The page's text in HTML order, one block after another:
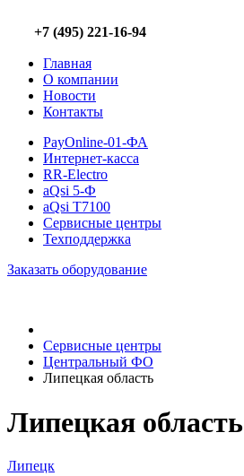
+7 (495) 221-16-94
Главная
О компании
Новости
Контакты
PayOnline-01-ФА
Интернет-касса
RR-Electro
aQsi 5-Ф
aQsi T7100
Сервисные центры
Техподдержка
Заказать оборудование
Сервисные центры
Центральный ФО
Липецкая область
Липецкая область
Липецк